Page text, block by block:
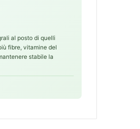
al posto di quelli
fibre, vitamine del
stabile la